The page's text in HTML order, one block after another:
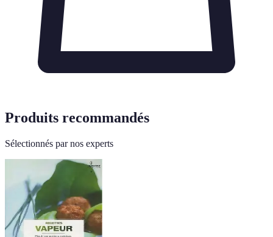
Produits recommandés
Sélectionnés par nos experts